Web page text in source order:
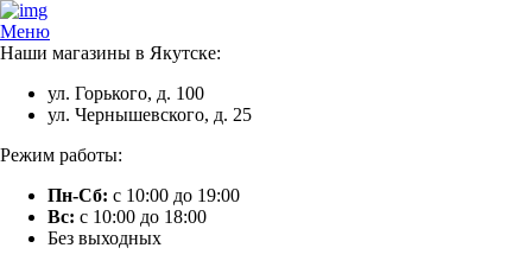
Меню
Наши магазины в Якутске:
ул. Горького, д. 100
ул. Чернышевского, д. 25
Режим работы:
Пн-Сб: с 10:00 до 19:00
Вс: с 10:00 до 18:00
Без выходных